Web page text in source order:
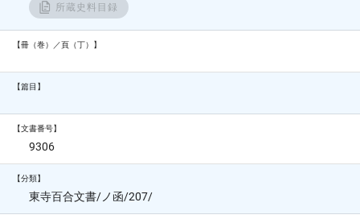
所蔵史料目録
【冊（巻）／頁（丁）】
【篇目】
【文書番号】
9306
【分類】
東寺百合文書/ノ函/207/